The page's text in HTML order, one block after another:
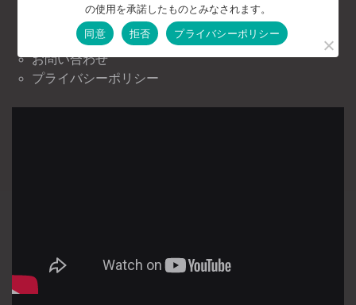
《豊泉工務店について》
会社案内
お問い合わせ
プライバシーポリシー
の使用を承諾したものとみなされます。
同意
拒否 プライバシーポリシー